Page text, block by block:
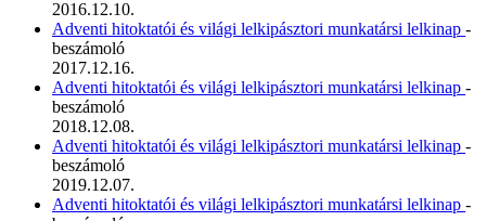
2016.12.10.
Adventi hitoktatói és világi lelkipásztori munkatársi lelkinap -
beszámoló
2017.12.16.
Adventi hitoktatói és világi lelkipásztori munkatársi lelkinap -
beszámoló
2018.12.08.
Adventi hitoktatói és világi lelkipásztori munkatársi lelkinap -
beszámoló
2019.12.07.
Adventi hitoktatói és világi lelkipásztori munkatársi lelkinap -